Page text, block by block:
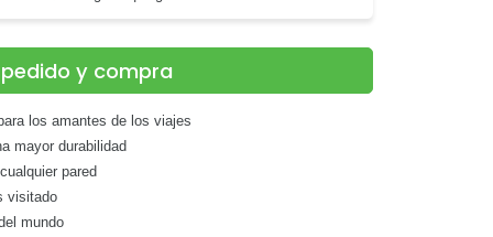
y compra
los amantes de los viajes
mayor durabilidad
pared
visitado
mundo